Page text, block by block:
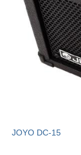
JOYO DC-15